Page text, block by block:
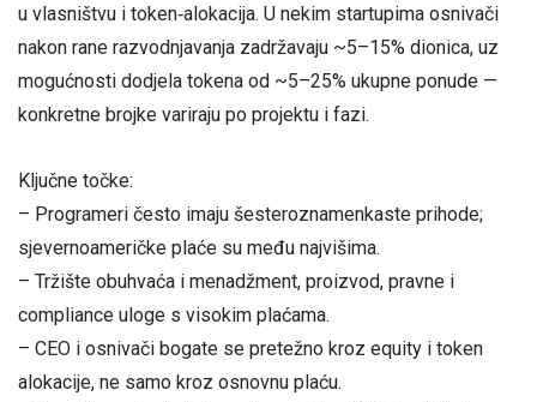
u vlasništvu i token‑alokacija. U nekim startupima osnivači
nakon rane razvodnjavanja zadržavaju ~5–15% dionica, uz
mogućnosti dodjela tokena od ~5–25% ukupne ponude —
konkretne brojke variraju po projektu i fazi.
Ključne točke:
– Programeri često imaju šesteroznamenkaste prihode;
sjevernoameričke plaće su među najvišima.
– Tržište obuhvaća i menadžment, proizvod, pravne i
compliance uloge s visokim plaćama.
– CEO i osnivači bogate se pretežno kroz equity i token
alokacije, ne samo kroz osnovnu plaću.